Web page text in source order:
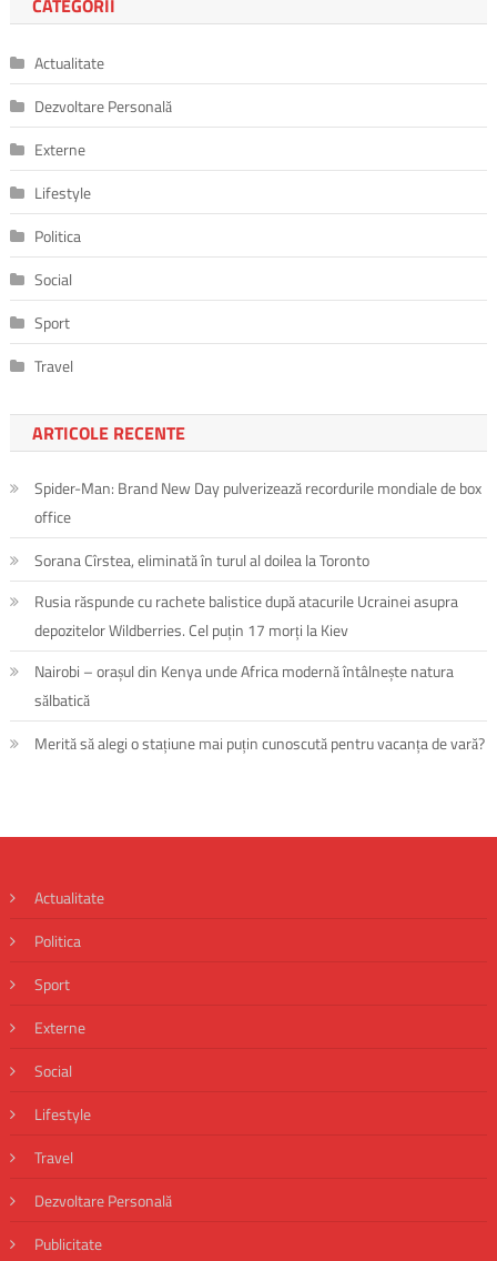
Actualitate
Dezvoltare Personală
Externe
Lifestyle
Politica
Social
Sport
Travel
ARTICOLE RECENTE
Spider-Man: Brand New Day pulverizează recordurile mondiale de box
office
Sorana Cîrstea, eliminată în turul al doilea la Toronto
Rusia răspunde cu rachete balistice după atacurile Ucrainei asupra
depozitelor Wildberries. Cel puțin 17 morți la Kiev
Nairobi – orașul din Kenya unde Africa modernă întâlnește natura
sălbatică
Merită să alegi o stațiune mai puțin cunoscută pentru vacanța de vară?
Actualitate
Politica
Sport
Externe
Social
Lifestyle
Travel
Dezvoltare Personală
Publicitate